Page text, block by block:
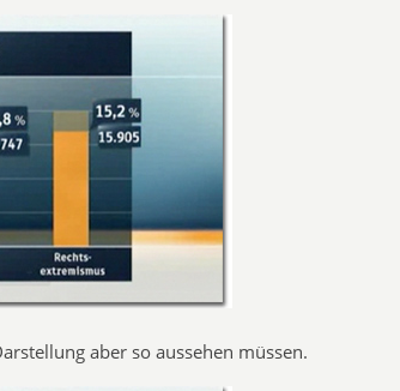
aber so aussehen müssen.